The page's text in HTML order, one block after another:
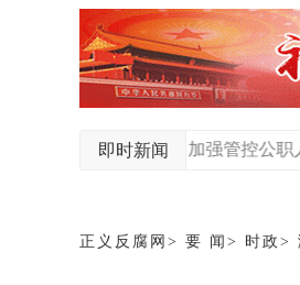
即时新闻
武汉加强管控公职人员因私出国证件
正义反腐网 > 要 闻 > 时政 >